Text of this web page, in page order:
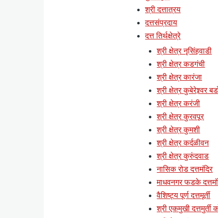
श्री दत्तात्रय
दत्तसंप्रदाय
दत्त तिर्थक्षेत्रे
श्री क्षेत्र नृसिंहवाडी
श्री क्षेत्र कडगंची
श्री क्षेत्र कारंजा
श्री क्षेत्र कुबेरेश्र्वर
श्री क्षेत्र करंजी
श्री क्षेत्र कुरवपूर
श्री क्षेत्र कुमशी
श्री क्षेत्र कर्दळीवन
श्री क्षेत्र कुरुंदवाड
नासिक रोड दत्तमंदिर
माधवनगर फडके
वैशिष्ट्य पूर्ण दत्तमूर्ती
श्री एकमुखी दत्तमुर्ती